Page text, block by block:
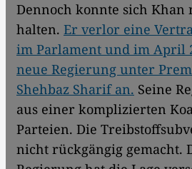
Dennoch konnte sich Khan
halten. Er verlor eine
im Parlament und im April
neue Regierung unter
Shehbaz Sharif an. Seine
aus einer komplizierten
Parteien. Die
nicht rückgängig gemacht.